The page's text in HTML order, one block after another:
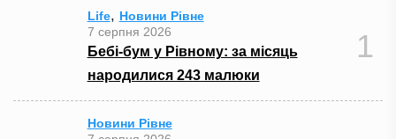
Life, Новини Рівне
7 серпня 2026
Бебі-бум у Рівному: за місяць
народилися 243 малюки
1
Новини Рівне